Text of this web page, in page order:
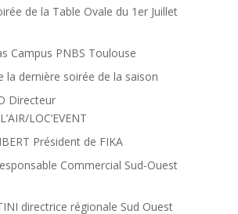
de la Table Ovale du 1er Juillet
Campus PNBS Toulouse
la dernière soirée de la saison
Directeur
LOC’EVENT
Président de FIKA
Commercial Sud-Ouest
directrice régionale Sud Ouest